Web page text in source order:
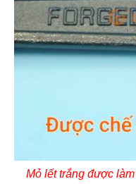
Mỏ lết trắng được